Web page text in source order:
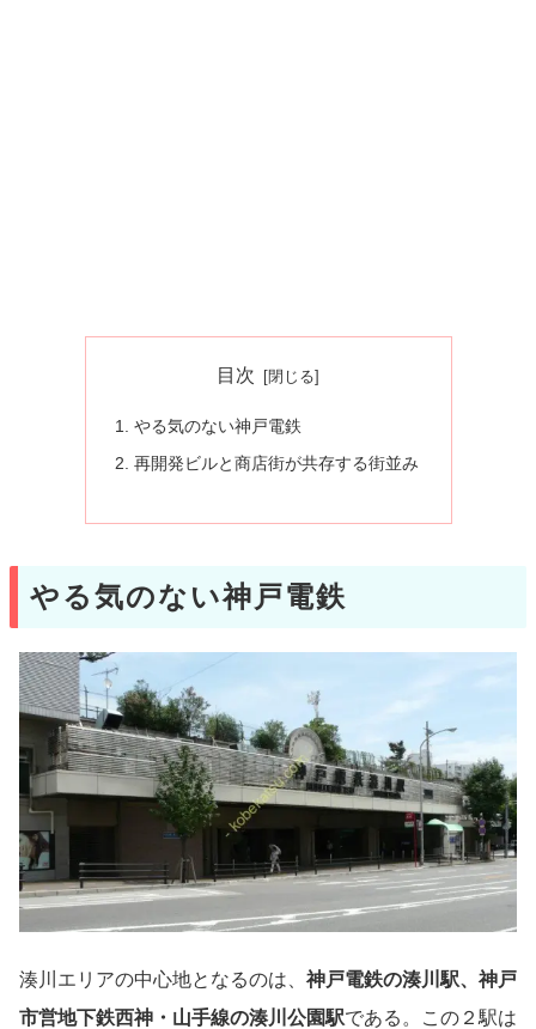
目次
やる気のない神戸電鉄
再開発ビルと商店街が共存する街並み
やる気のない神戸電鉄
湊川エリアの中心地となるのは、 神戸電鉄の湊川駅、神戸
市営地下鉄西神・山手線の湊川公園駅である。この２駅は